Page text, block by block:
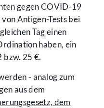
gegen COVID-19
Antigen-Tests bei
Tag einen
haben, ein
bzw. 25 €.
- analog zum
aus dem
dem